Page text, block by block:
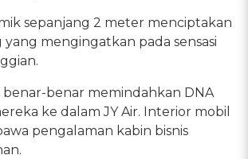
sepanjang 2 meter menciptakan
mengingatkan pada sensasi
benar-benar memindahkan DNA
ke dalam JY Air. Interior mobil
pengalaman kabin bisnis